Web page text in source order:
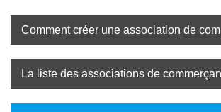
Comment créer une association de
La liste des associations de